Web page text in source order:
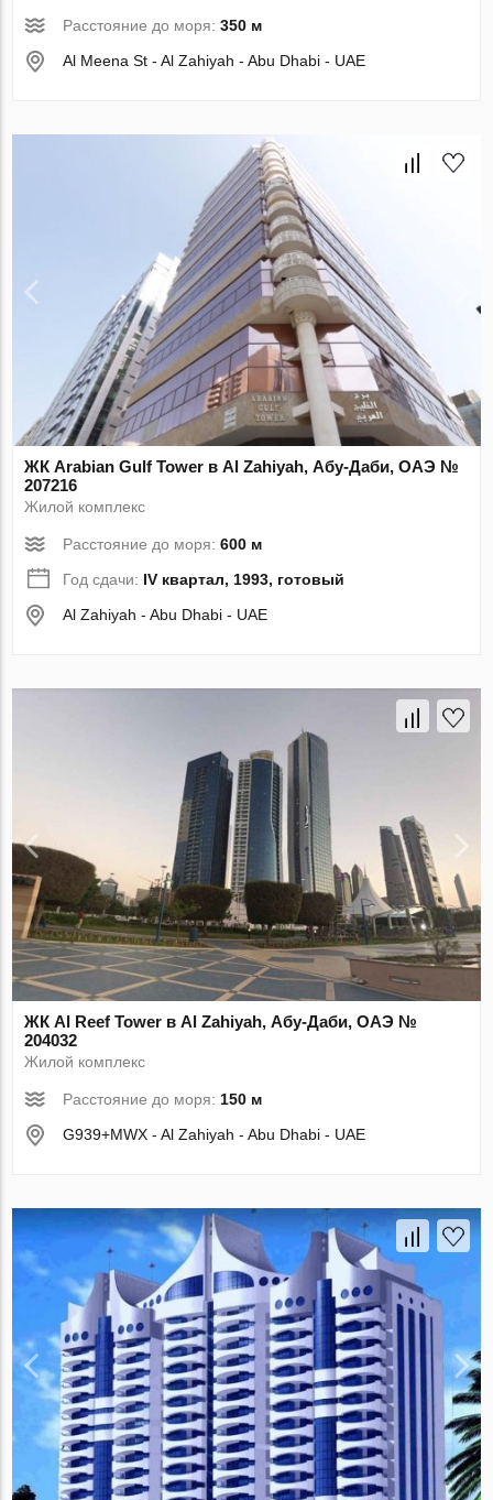
Расстояние до моря:350 м
Al Meena St - Al Zahiyah - Abu Dhabi - UAE
ЖК Arabian Gulf Tower в Al Zahiyah, Абу-Даби, ОАЭ №
207216
Жилой комплекс
Расстояние до моря:600 м
Год сдачи: IV квартал, 1993, готовый
Al Zahiyah - Abu Dhabi - UAE
ЖК Al Reef Tower в Al Zahiyah, Абу-Даби, ОАЭ №
204032
Жилой комплекс
Расстояние до моря: 150 м
G939+MWX - Al Zahiyah - Abu Dhabi - UAE